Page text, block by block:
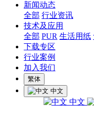
新闻动态
全部 行业资讯
技术及应用
全部 PUR 生活用纸
下载专区
行业案例
加入我们
繁体
中文
中文